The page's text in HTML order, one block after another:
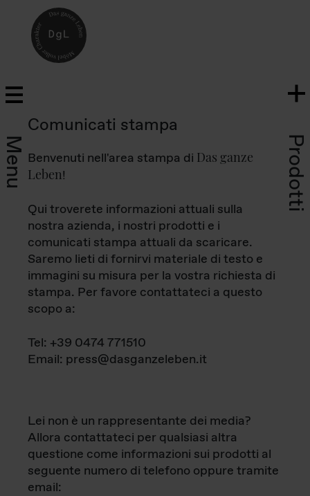
Menu Prodotti
Comunicati stampa
Benvenuti nell'area stampa di Das ganze
Leben!
Qui troverete informazioni attuali sulla
nostra azienda, i nostri prodotti e i
comunicati stampa attuali da scaricare.
Saremo lieti di fornirvi materiale di testo e
immagini su misura per la vostra richiesta di
stampa. Per favore contattateci a questo
scopo a:
Tel: +39 0474 771510
Email: press@dasganzeleben.it
Lei non è un rappresentante dei media?
Allora contattateci per qualsiasi altra
questione come informazioni sui prodotti al
seguente numero di telefono oppure tramite
email: